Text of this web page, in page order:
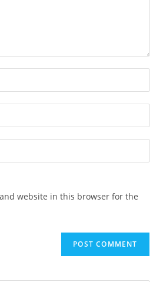
website in this browser for the